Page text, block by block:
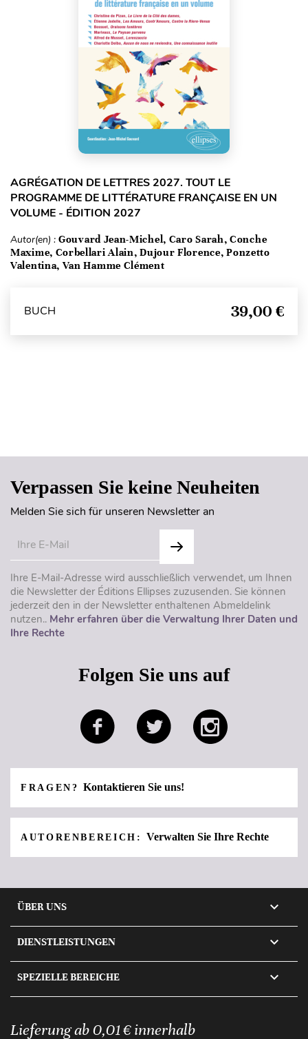
AGRÉGATION DE LETTRES 2027. TOUT LE
PROGRAMME DE LITTÉRATURE FRANÇAISE EN UN
VOLUME - ÉDITION 2027
Autor(en) : Gouvard Jean-Michel, Caro Sarah, Conche
Maxime, Corbellari Alain, Dujour Florence, Ponzetto
Valentina, Van Hamme Clément
BUCH 39,00 €
Verpassen Sie keine Neuheiten
Melden Sie sich für unseren Newsletter an
Ihre E-Mail-Adresse wird ausschließlich verwendet, um Ihnen
die Newsletter der Éditions Ellipses zuzusenden. Sie können
jederzeit den in der Newsletter enthaltenen Abmeldelink
nutzen.. Mehr erfahren über die Verwaltung Ihrer Daten und
Ihre Rechte
Folgen Sie uns auf
FRAGEN? Kontaktieren Sie uns!
AUTORENBEREICH: Verwalten Sie Ihre Rechte
ÜBER UNS 
DIENSTLEISTUNGEN 
SPEZIELLE BEREICHE 
Lieferung ab 0,01 € innerhalb